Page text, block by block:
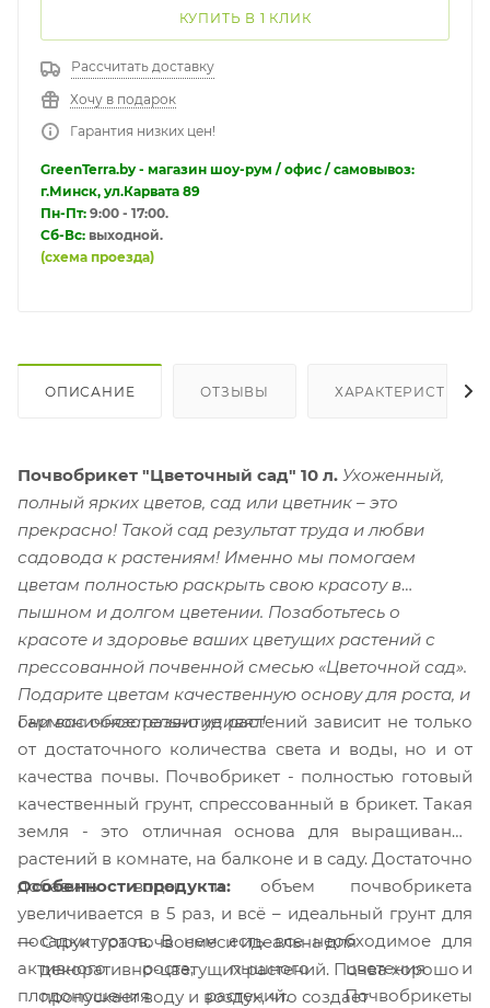
КУПИТЬ В 1 КЛИК
Рассчитать доставку
Хочу в подарок
Гарантия низких цен!
GreenTerra.by - магазин шоу-рум / офис / самовывоз:
г.Минск, ул.Карвата 89
Пн-Пт: 9:00 - 17:00.
Сб-Вс: выходной.
(схема проезда)
ОПИСАНИЕ ОТЗЫВЫ ХАРАКТЕРИСТИКИ
Почвобрикет "Цветочный сад" 10 л. Ухоженный,
полный ярких цветов, сад или цветник – это
прекрасно! Такой сад результат труда и любви
садовода к растениям! Именно мы помогаем
цветам полностью раскрыть свою красоту в
пышном и долгом цветении. Позаботьтесь о
красоте и здоровье ваших цветущих растений с
прессованной почвенной смесью «Цветочной сад».
Подарите цветам качественную основу для роста, и
они вас обязательно удивят!
Гармоничное развитие растений зависит не только
от достаточного количества света и воды, но и от
качества почвы. Почвобрикет - полностью готовый
качественный грунт, спрессованный в брикет. Такая
земля - это отличная основа для выращивания
растений в комнате, на балконе и в саду. Достаточно
добавить воды и объем почвобрикета
увеличивается в 5 раз, и всё – идеальный грунт для
посадки готов. В нем есть все необходимое для
активного роста, пышного цветения и
плодоношения растений. Почвобрикеты
Особенности продукта:
Структура почвосмеси идеальна для
декоративно-цветущих растений. Почва хорошо
пропускает воду и воздух, что создает